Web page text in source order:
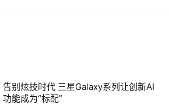
告别炫技时代 三星Galaxy系列让创新AI
功能成为“标配”